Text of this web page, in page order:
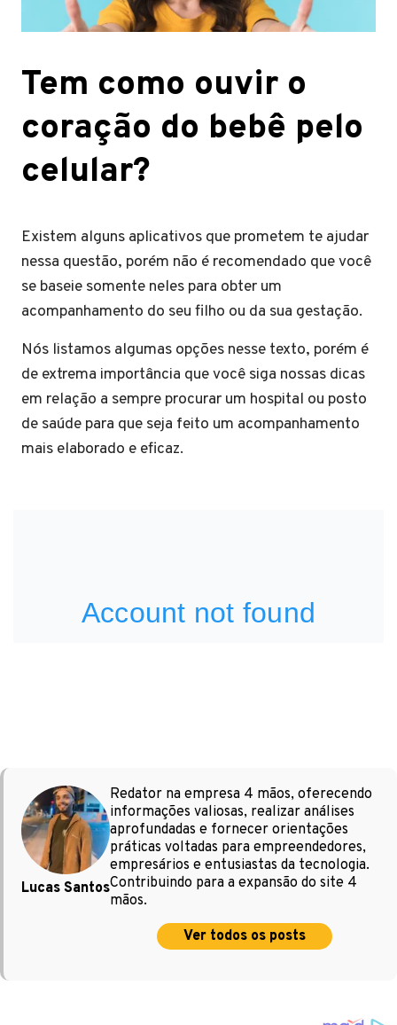
Tem como ouvir o
coração do bebê pelo
celular?
Existem alguns aplicativos que prometem te ajudar
nessa questão, porém não é recomendado que você
se baseie somente neles para obter um
acompanhamento do seu filho ou da sua gestação.
Nós listamos algumas opções nesse texto, porém é
de extrema importância que você siga nossas dicas
em relação a sempre procurar um hospital ou posto
de saúde para que seja feito um acompanhamento
mais elaborado e eficaz.
Lucas Santos
Redator na empresa 4 mãos, oferecendo
informações valiosas, realizar análises
aprofundadas e fornecer orientações
práticas voltadas para empreendedores,
empresários e entusiastas da tecnologia.
Contribuindo para a expansão do site 4
mãos.
Ver todos os posts